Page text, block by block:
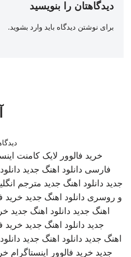
دیدگاهتان را بنویسید
برای نوشتن دیدگاه باید وارد بشوید.
خرید فالوور لایک کامنت
فارسی دانلود اهنگ جدید
جدید دانلود اهنگ جدید مترجم
و روسری دانلود اهنگ جدید خرید
اهنگ جدید دانلود اهنگ جدید
جدید دانلود اهنگ جدید خرید
اهنگ جدید دانلود اهنگ جدید
جدید خرید فالوور اینستاگرام